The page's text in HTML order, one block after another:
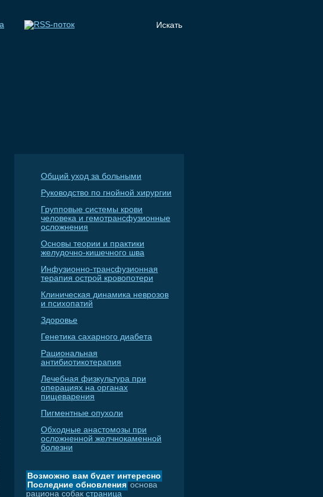
Общий уход за больными
Руководство по гнойной хирургии
Групповые системы крови
человека и гемотрансфузионные
осложнения
Основы теории и практики
желудочно-кишечного шва
Инфузионно-трансфузионная
терапия острой кровопотери
Клиническая динамика неврозов
и психопатий
Здоровье
Генетика сахарного диабета
Рациональная
антибиотикотерапия
Лечебная физкультура при
операциях на органах
пищеварения
Пигментные опухоли
Обходные анастомозы при
осложненной желчнокаменной
болезни
Возможно вам будет интересно
Последние обновления основа
рациона собак страница